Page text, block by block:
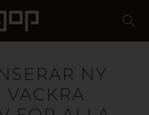
NY
VACKRA